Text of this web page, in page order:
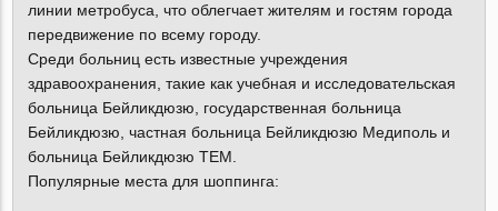
линии метробуса, что облегчает жителям и гостям города
передвижение по всему городу.
Среди больниц есть известные учреждения
здравоохранения, такие как учебная и исследовательская
больница Бейликдюзю, государственная больница
Бейликдюзю, частная больница Бейликдюзю Медиполь и
больница Бейликдюзю TEM.
Популярные места для шоппинга: